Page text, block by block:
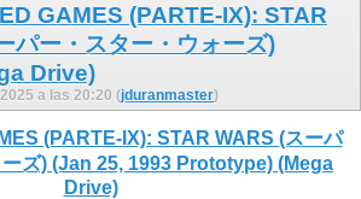
GAMES (PARTE-IX): STAR
パー・スター・ウォーズ)
Drive)
a las 20:20 (jduranmaster)
(PARTE-IX): STAR WARS (スーパ
ズ) (Jan 25, 1993 Prototype) (Mega
Drive)